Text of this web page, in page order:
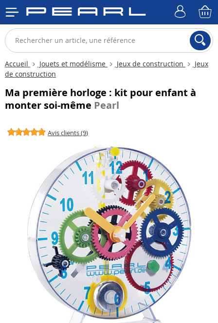
Accueil Jouets et modélisme Jeux de construction
Jeux
de construction
Ma première horloge : kit pour enfant à
monter soi-même Pearl
Avis clients (9)